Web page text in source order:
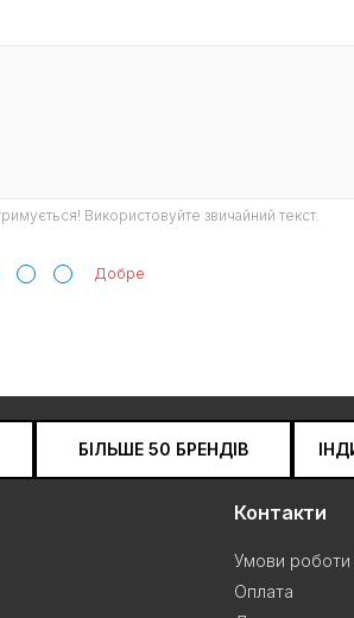
Використовуйте звичайний текст.
Добре
БІЛЬШЕ 50 БРЕНДІВ
Контакти
Умови роботи
Оплата